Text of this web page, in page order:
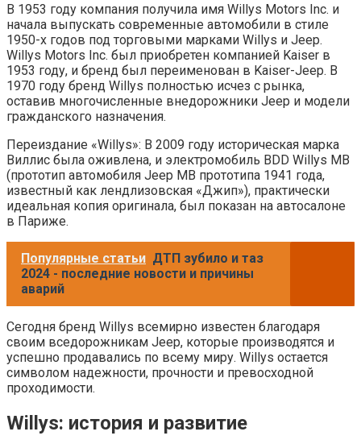
В 1953 году компания получила имя Willys Motors Inc. и
начала выпускать современные автомобили в стиле
1950-х годов под торговыми марками Willys и Jeep.
Willys Motors Inc. был приобретен компанией Kaiser в
1953 году, и бренд был переименован в Kaiser-Jeep. В
1970 году бренд Willys полностью исчез с рынка,
оставив многочисленные внедорожники Jeep и модели
гражданского назначения.
Переиздание «Willys»: В 2009 году историческая марка
Виллис была оживлена, и электромобиль BDD Willys MB
(прототип автомобиля Jeep MB прототипа 1941 года,
известный как лендлизовская «Джип»), практически
идеальная копия оригинала, был показан на автосалоне
в Париже.
Популярные статьи ДТП зубило и таз
2024 - последние новости и причины
аварий
Сегодня бренд Willys всемирно известен благодаря
своим вседорожникам Jeep, которые производятся и
успешно продавались по всему миру. Willys остается
символом надежности, прочности и превосходной
проходимости.
Willys: история и развитие